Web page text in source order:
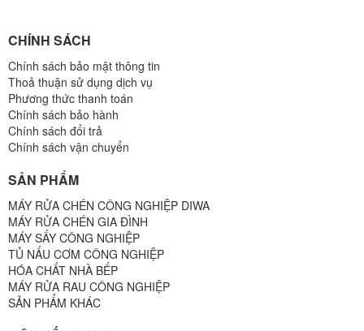
CHÍNH SÁCH
Chính sách bảo mật thông tin
Thoả thuận sử dụng dịch vụ
Phương thức thanh toán
Chính sách bảo hành
Chính sách đổi trả
Chính sách vận chuyển
SẢN PHẨM
MÁY RỬA CHÉN CÔNG NGHIỆP DIWA
MÁY RỬA CHÉN GIA ĐÌNH
MÁY SẤY CÔNG NGHIỆP
TỦ NẤU CƠM CÔNG NGHIỆP
HÓA CHẤT NHÀ BẾP
MÁY RỬA RAU CÔNG NGHIỆP
SẢN PHẨM KHÁC